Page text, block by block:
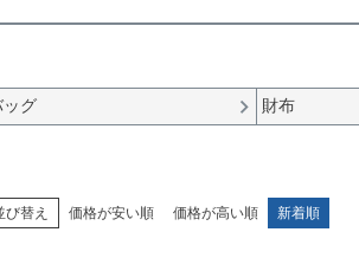
ッグ 財布
び替え 価格が安い順 価格が高い順 新着順